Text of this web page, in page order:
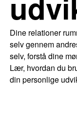
Dine relationer
selv gennem
selv, forstå dine
Lær, hvordan du
din personlige